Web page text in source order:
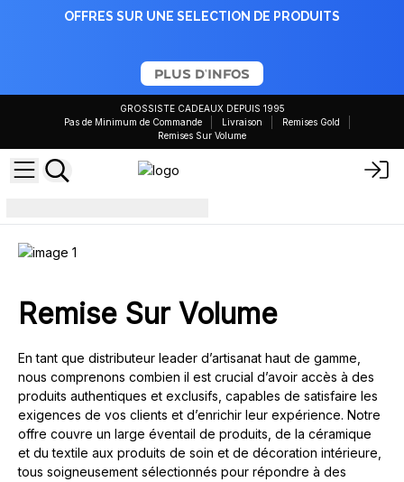
OFFRES SUR UNE SELECTION DE PRODUITS
PLUS D'INFOS
GROSSISTE CADEAUX DEPUIS 1995
Pas de Minimum de Commande
Livraison
Remises Gold
Remises Sur Volume
Remise Sur Volume
En tant que distributeur leader d’artisanat haut de gamme,
nous comprenons combien il est crucial d’avoir accès à des
produits authentiques et exclusifs, capables de satisfaire les
exigences de vos clients et d’enrichir leur expérience. Notre
offre couvre un large éventail de produits, de la céramique
et du textile aux produits de soin et de décoration intérieure,
tous soigneusement sélectionnés pour répondre à des